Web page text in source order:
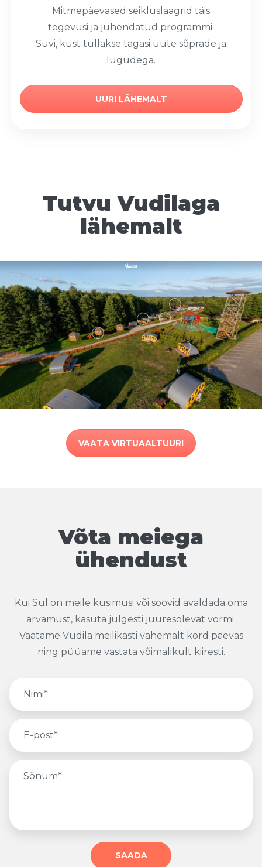
Mitmepäevased seikluslaagrid täis
tegevusi ja juhendatud programmi.
Suvi, kust tullakse tagasi uute sõprade ja
lugudega.
UURI LÄHEMALT
Tutvu Vudilaga
lähemalt
VAATA VIRTUAALTUURI
Võta meiega
ühendust
Kui Sul on meile küsimusi või soovid avaldada oma
arvamust, kasuta julgesti juuresolevat vormi.
Vaatame Vudila meilikasti vähemalt kord päevas
ning püüame vastata võimalikult kiiresti.
Nimi*
E-post*
Sõnum*